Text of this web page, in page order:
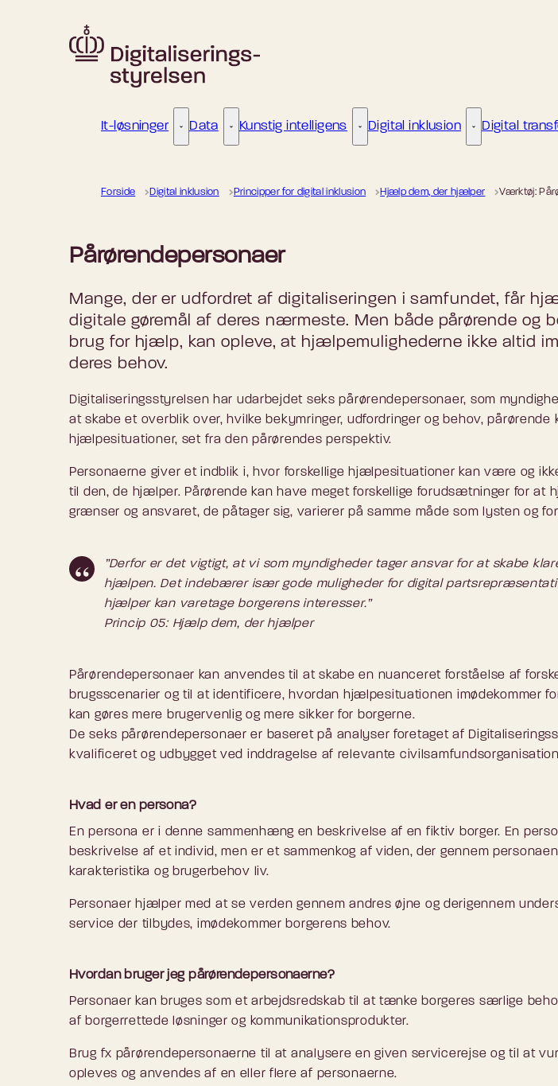
It-løsninger It-løsninger - Flere links
Data Data - Flere links
Kunstig intelligens Kunstig intelligens - Flere links
Digital inklusion Digital inklusion
Digital
Forside Digital inklusion Principper for digital inklusion Hjælp dem, der hjælper Værktøj:
Pårørendepersonaer
Mange, der er udfordret af digitaliseringen i samfundet, får
digitale gøremål af deres nærmeste. Men både pårørende og
brug for hjælp, kan opleve, at hjælpemulighederne ikke altid
deres behov.
Digitaliseringsstyrelsen har udarbejdet seks pårørendepersonaer, som
at skabe et overblik over, hvilke bekymringer, udfordringer og behov, pårørende
hjælpesituationer, set fra den pårørendes perspektiv.
Personaerne giver et indblik i, hvor forskellige hjælpesituationer kan være og
til den, de hjælper. Pårørende kan have meget forskellige forudsætninger for at
grænser og ansvaret, de påtager sig, varierer på samme måde som lysten og
”Derfor er det vigtigt, at vi som myndigheder tager ansvar for at skabe
hjælpen. Det indebærer især gode muligheder for digital
hjælper kan varetage borgerens interesser.”
Princip 05: Hjælp dem, der hjælper
Pårørendepersonaer kan anvendes til at skabe en nuanceret forståelse af
brugsscenarier og til at identificere, hvordan hjælpesituationen imødekommer
kan gøres mere brugervenlig og mere sikker for borgerne.
De seks pårørendepersonaer er baseret på analyser foretaget af
kvalificeret og udbygget ved inddragelse af relevante
Hvad er en persona?
En persona er i denne sammenhæng en beskrivelse af en fiktiv borger. En
beskrivelse af et individ, men er et sammenkog af viden, der gennem
karakteristika og brugerbehov liv.
Personaer hjælper med at se verden gennem andres øjne og derigennem
service der tilbydes, imødekommer borgerens behov.
Hvordan bruger jeg pårørendepersonaerne?
Personaer kan bruges som et arbejdsredskab til at tænke borgeres særlige
af borgerrettede løsninger og kommunikationsprodukter.
Brug fx pårørendepersonaerne til at analysere en given servicerejse og til at
opleves og anvendes af en eller flere af personaerne.